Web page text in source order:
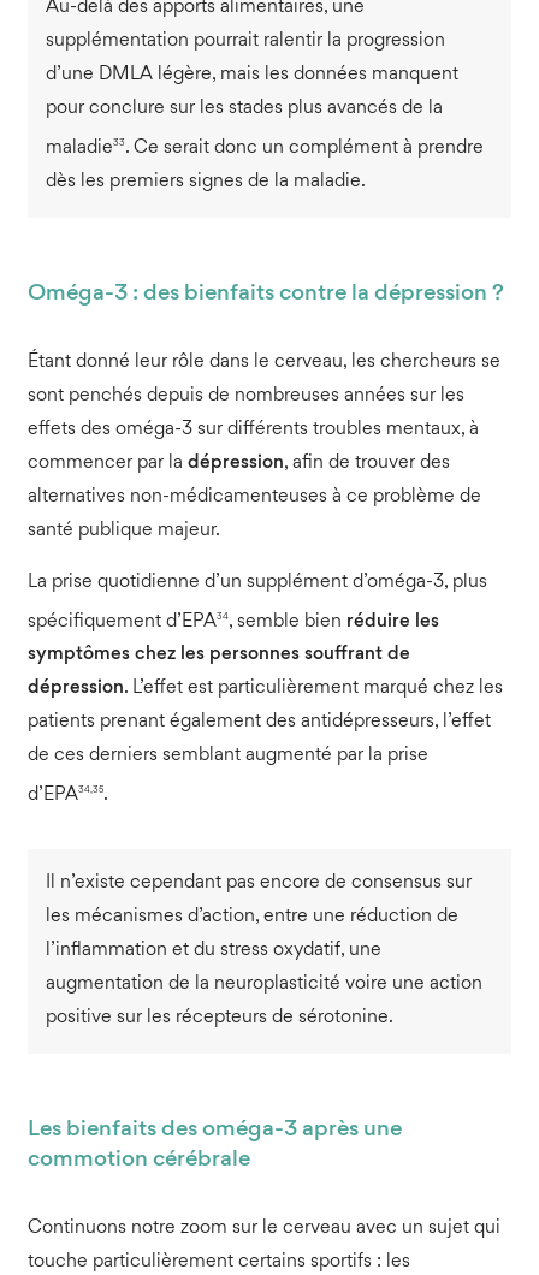
Au-delà des apports alimentaires, une
supplémentation pourrait ralentir la progression
d’une DMLA légère, mais les données manquent
pour conclure sur les stades plus avancés de la
maladie33 . Ce serait donc un complément à prendre
dès les premiers signes de la maladie.
Oméga-3 : des bienfaits contre la dépression ?
Étant donné leur rôle dans le cerveau, les chercheurs se
sont penchés depuis de nombreuses années sur les
effets des oméga-3 sur différents troubles mentaux, à
commencer par la dépression, afin de trouver des
alternatives non-médicamenteuses à ce problème de
santé publique majeur.
La prise quotidienne d’un supplément d’oméga-3, plus
spécifiquement d’EPA34, semble bien réduire les
symptômes chez les personnes souffrant de
dépression. L’effet est particulièrement marqué chez les
patients prenant également des antidépresseurs, l’effet
de ces derniers semblant augmenté par la prise
d’EPA34,35.
Il n’existe cependant pas encore de consensus sur
les mécanismes d’action, entre une réduction de
l’inflammation et du stress oxydatif, une
augmentation de la neuroplasticité voire une action
positive sur les récepteurs de sérotonine.
Les bienfaits des oméga-3 après une
commotion cérébrale
Continuons notre zoom sur le cerveau avec un sujet qui
touche particulièrement certains sportifs : les